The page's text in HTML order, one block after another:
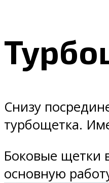
Снизу
турбощетка.
Боковые щетки
основную